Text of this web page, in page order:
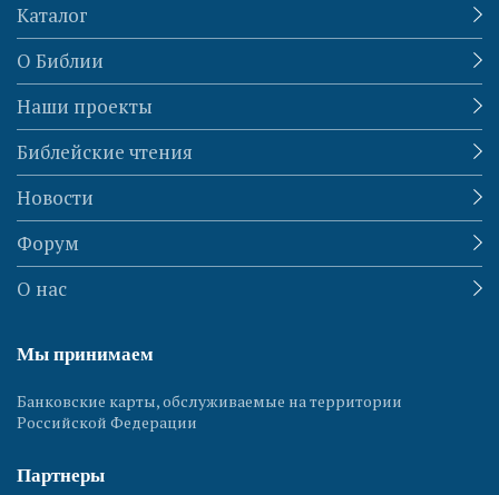
Каталог
О Библии
Наши проекты
Библейские чтения
Новости
Форум
О нас
Мы принимаем
Банковские карты, обслуживаемые на территории
Российской Федерации
Партнеры